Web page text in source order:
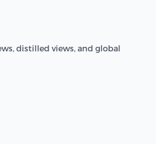
distilled views, and global